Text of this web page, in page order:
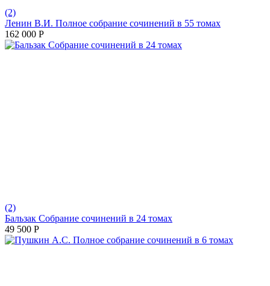
(2)
Ленин В.И. Полное собрание сочинений в 55 томах
162 000 Р
(2)
Бальзак Собрание сочинений в 24 томах
49 500 Р